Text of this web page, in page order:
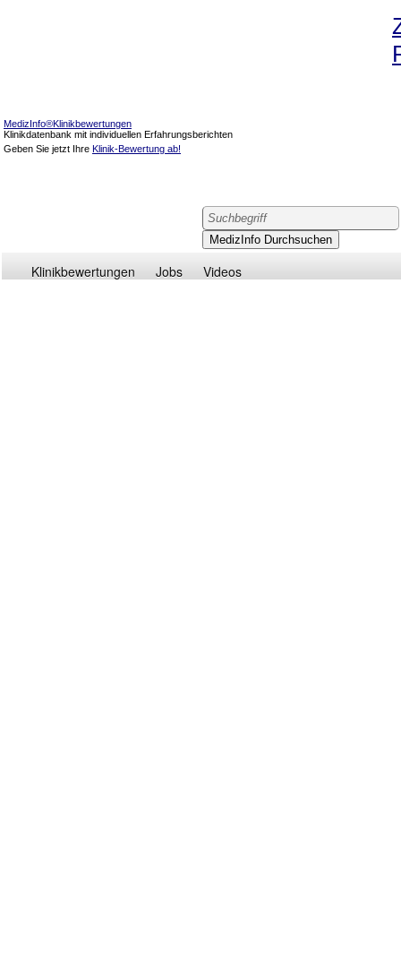
MedizInfo®Klinikbewertungen
Klinikdatenbank mit individuellen Erfahrungsberichten
Geben Sie jetzt Ihre Klinik-Bewertung ab!
Klinikbewertungen Jobs Videos